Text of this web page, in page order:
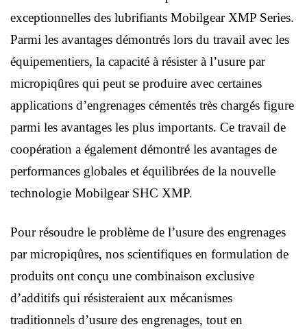
exceptionnelles des lubrifiants Mobilgear XMP Series.
Parmi les avantages démontrés lors du travail avec les
équipementiers, la capacité à résister à l’usure par
micropiqûres qui peut se produire avec certaines
applications d’engrenages cémentés très chargés figure
parmi les avantages les plus importants. Ce travail de
coopération a également démontré les avantages de
performances globales et équilibrées de la nouvelle
technologie Mobilgear SHC XMP.
Pour résoudre le problème de l’usure des engrenages
par micropiqûres, nos scientifiques en formulation de
produits ont conçu une combinaison exclusive
d’additifs qui résisteraient aux mécanismes
traditionnels d’usure des engrenages, tout en